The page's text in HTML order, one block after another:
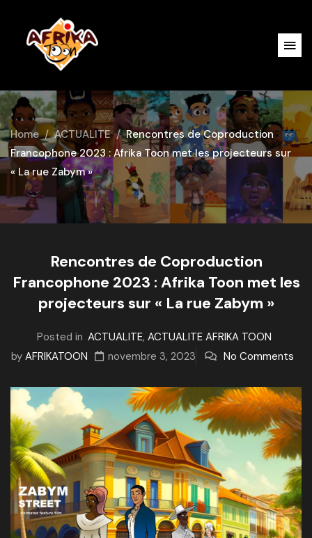
Home ACTUALITE
Rencontres de Coproduction
Francophone 2023 : Afrika Toon met les projecteurs sur
« La rue Zabym »
Rencontres de Coproduction
Francophone 2023 : Afrika Toon met les
projecteurs sur « La rue Zabym »
Posted in ACTUALITE, ACTUALITE AFRIKA TOON
by AFRIKATOON novembre 3, 2023 No Comments